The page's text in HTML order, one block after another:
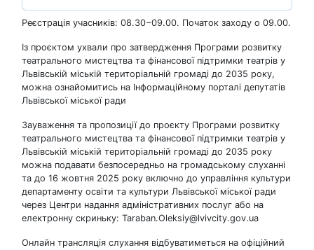
Реєстрація учасників: 08.30−09.00. Початок заходу о 09.00.
Із проєктом ухвали про затвердження Програми розвитку
театрального мистецтва та фінансової підтримки театрів у
Львівській міській територіальній громаді до 2035 року,
можна ознайомитись на Інформаційному порталі депутатів
Львівської міської ради
Зауваження та пропозиції до проєкту Програми розвитку
театрального мистецтва та фінансової підтримки театрів у
Львівській міській територіальній громаді до 2035 року
можна подавати безпосередньо на громадському слуханні
та до 16 жовтня 2025 року включно до управління культури
департаменту освіти та культури Львівської міської ради
через Центри надання адміністративних послуг або на
електронну скриньку: Taraban.Oleksiy@lvivcity.gov.ua
Онлайн трансляція слухання відбуватиметься на офіційний